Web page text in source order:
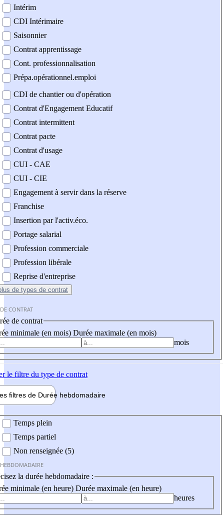
Intérim
CDI Intérimaire
Saisonnier
Contrat apprentissage
Cont. professionnalisation
Prépa.opérationnel.emploi
CDI de chantier ou d'opération
Contrat d'Engagement Educatif
Contrat intermittent
Contrat pacte
Contrat d'usage
CUI - CAE
CUI - CIE
Engagement à servir dans la réserve
Franchise
Insertion par l'activ.éco.
Portage salarial
Profession commerciale
Profession libérale
Reprise d'entreprise
de types de contrat
CONTRAT
de contrat
minimale (en mois) Durée maximale (en mois)
mois
le filtre du type de contrat
filtres de Durée hebdomadaire
Temps plein
Temps partiel
Non renseignée (5)
la durée hebdomadaire :
minimale (en heure) Durée maximale (en heure)
heures